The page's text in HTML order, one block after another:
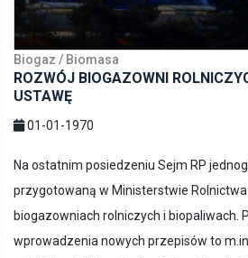
Biogaz / Biomasa
ROZWÓJ BIOGAZOWNI
USTAWĘ
01-01-1970
Na ostatnim posiedzeniu Sejm RP
przygotowaną w Ministerstwie Rolnictwa
biogazowniach rolniczych i biopaliwach.
wprowadzenia nowych przepisów to